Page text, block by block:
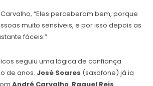
“Eles perceberam bem, porque
muito sensíveis, e por isso depois as
fáceis.”
seguiu uma lógica de confiança
de anos. José Soares (saxofone) já ia
André Carvalho. Raquel Reis